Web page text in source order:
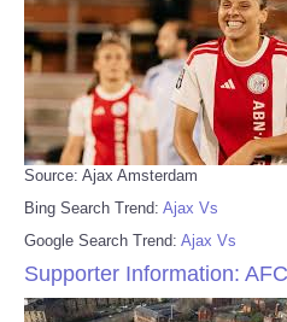
Source: Ajax Amsterdam
Bing Search Trend: Ajax Vs
Google Search Trend: Ajax Vs
Supporter Information: